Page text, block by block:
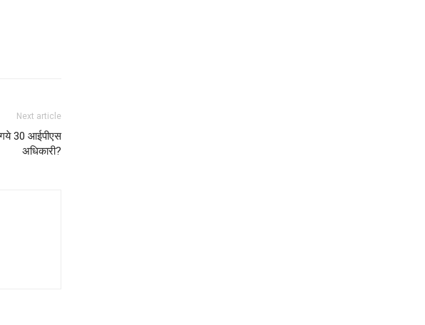
Next article
30 आईपीएस
अधिकारी?